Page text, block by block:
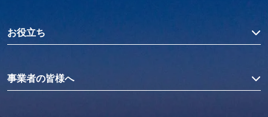
お役立ち
事業者の皆様へ